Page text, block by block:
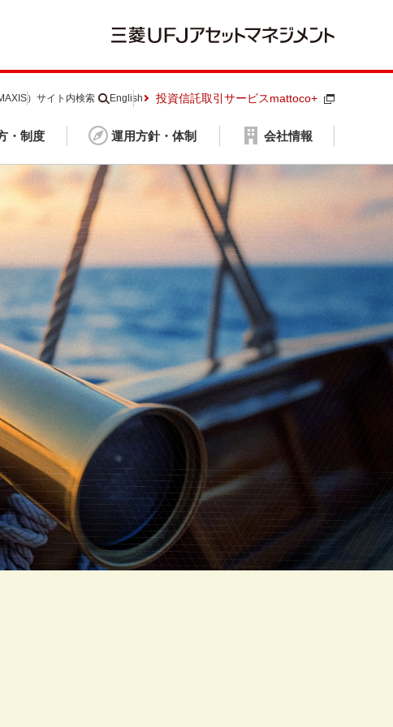
・制度 運用方針・体制 会社情報
） サイト内検索 English 投資信託取引サービスmattoco+